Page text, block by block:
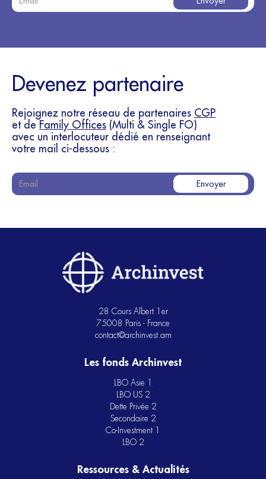
Devenez partenaire
Rejoignez notre réseau de partenaires CGP
et de Family Offices (Multi & Single FO)
avec un interlocuteur dédié en renseignant
votre mail ci-dessous :
28 Cours Albert 1er
75008 Paris - France
contact@archinvest.am
Les fonds Archinvest
LBO Asie 1
LBO US 2
Dette Privée 2
Secondaire 2
Co-Investment 1
LBO 2
Ressources & Actualités